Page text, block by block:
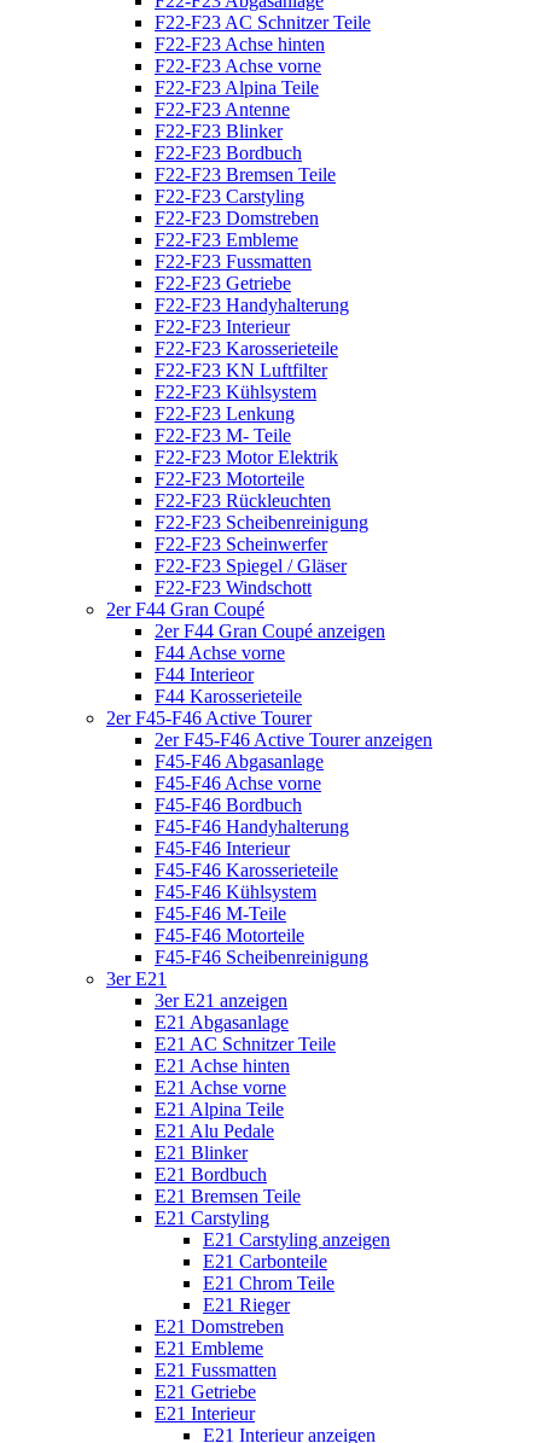
F22-F23 AC Schnitzer Teile
F22-F23 Achse hinten
F22-F23 Achse vorne
F22-F23 Alpina Teile
F22-F23 Antenne
F22-F23 Blinker
F22-F23 Bordbuch
F22-F23 Bremsen Teile
F22-F23 Carstyling
F22-F23 Domstreben
F22-F23 Embleme
F22-F23 Fussmatten
F22-F23 Getriebe
F22-F23 Handyhalterung
F22-F23 Interieur
F22-F23 Karosserieteile
F22-F23 KN Luftfilter
F22-F23 Kühlsystem
F22-F23 Lenkung
F22-F23 M- Teile
F22-F23 Motor Elektrik
F22-F23 Motorteile
F22-F23 Rückleuchten
F22-F23 Scheibenreinigung
F22-F23 Scheinwerfer
F22-F23 Spiegel / Gläser
F22-F23 Windschott
2er F44 Gran Coupé
2er F44 Gran Coupé anzeigen
F44 Achse vorne
F44 Interieor
F44 Karosserieteile
2er F45-F46 Active Tourer
2er F45-F46 Active Tourer anzeigen
F45-F46 Abgasanlage
F45-F46 Achse vorne
F45-F46 Bordbuch
F45-F46 Handyhalterung
F45-F46 Interieur
F45-F46 Karosserieteile
F45-F46 Kühlsystem
F45-F46 M-Teile
F45-F46 Motorteile
F45-F46 Scheibenreinigung
3er E21
3er E21 anzeigen
E21 Abgasanlage
E21 AC Schnitzer Teile
E21 Achse hinten
E21 Achse vorne
E21 Alpina Teile
E21 Alu Pedale
E21 Blinker
E21 Bordbuch
E21 Bremsen Teile
E21 Carstyling
E21 Carstyling anzeigen
E21 Carbonteile
E21 Chrom Teile
E21 Rieger
E21 Domstreben
E21 Embleme
E21 Fussmatten
E21 Getriebe
E21 Interieur
E21 Interieur anzeigen